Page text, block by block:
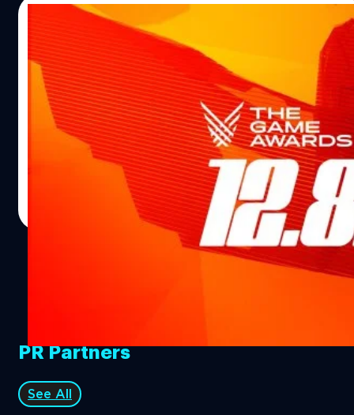
23/08/2022
The Game Awards 2022 จะจัดขึ้นในเดือน
ธันวาคมนี้
เจฟฟ์ ไคลีย์ (Geoff Keighley) ผู้อำนวยการสร้างได้ประกาศ
ว่าจะจัดงาน The Game Awards 2022 ในวันที่ 8 ธันวาคม
2022 ที่ Microsoft Theater นครลอสแอนเจลิส ผู้สนใจ
สามารถรับชมผ่านแพลตฟอร์มสตรีมมิงมากกว่า 40
แพลตฟอร์มเช่น YouTube, Twitch, Twitter, Facebook และ
TikTok รวมถึงมีแผนจะเปิดให้ชมบนจอยักษ์ IMAX ด้วย The
Game Awards 2022 มีรางวัลสาขา ‘Best Adaptation’ ซึ่งจะ
มอบให้กับผลงานต่าง ๆ ที่ถูกดัดแปลงมาจากวิดีโอเกมเช่น
ภาพยนตร์, โชว์สตรีมมิง, พอดแคสต์, นวนิยาย และหนังสือ
การ์ตูน ในงานจะมีการปล่อยตัวอย่างเกมที่กำลังจะออกวาง
รายละเอียดอื่น ๆ ในช่วงฤดูใบไม้ร่วง…
| 1446 days ago
PR Partners
See All